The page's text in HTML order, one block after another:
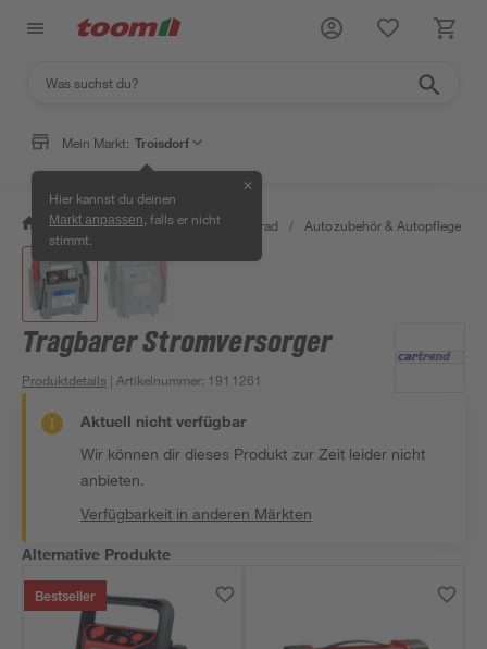
Mein Markt: Troisdorf
Hier kannst du deinen
Markt anpassen , falls er nicht
stimmt.
✕
/ Garten & Freizeit / Auto & Fahrrad / Autozubehör & Autopflege
Tragbarer Stromversorger
Produktdetails | Artikelnummer: 1911261
Aktuell nicht verfügbar
Wir können dir dieses Produkt zur Zeit leider nicht
anbieten.
Verfügbarkeit in anderen Märkten
Alternative Produkte
Bestseller